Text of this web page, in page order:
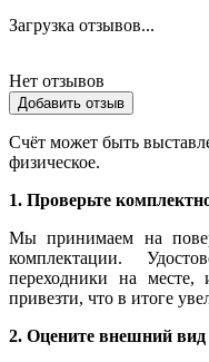
Загрузка отзывов...
Нет отзывов
Добавить отзыв
Счёт может быть
физическое.
1. Проверьте
Мы принимаем на
комплектации.
переходники на
привезти, что в итоге
2. Оцените внешний вид